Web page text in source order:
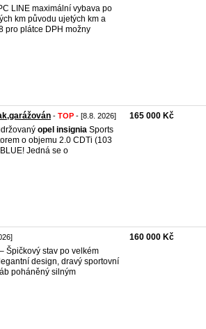
LINE maximální vybava po
km původu ujetých km a
pro plátce DPH možny
- TOP - [8.8. 2026]
opel insignia Sports
o objemu 2.0 CDTi (103
Jedná se o
165 000 Kč
Špičkový stav po velkém
design, dravý sportovní
poháněný silným
160 000 Kč